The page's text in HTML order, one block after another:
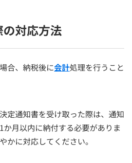
対応方法
合、納税後に会計処理を行うこと
定通知書を受け取った際は、通知
月以内に納付する必要がありま
かに対応してください。